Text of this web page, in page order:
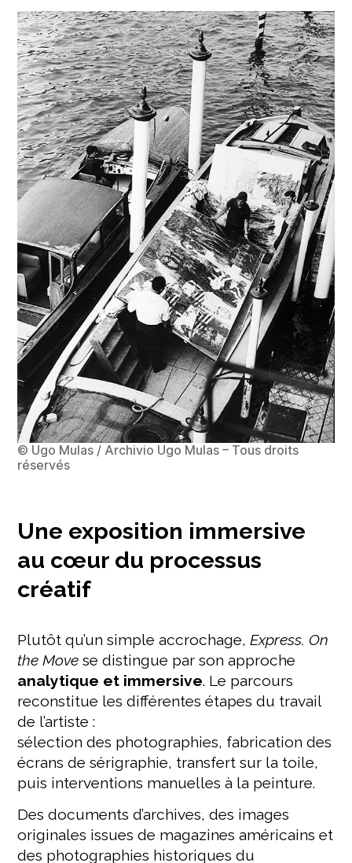
© Ugo Mulas / Archivio Ugo Mulas – Tous droits
réservés
Une exposition immersive
au cœur du processus
créatif
Plutôt qu’un simple accrochage,Express. On
the Move se distingue par son approche
analytique et immersive. Le parcours
reconstitue les différentes étapes du travail
de l’artiste :
sélection des photographies, fabrication des
écrans de sérigraphie, transfert sur la toile,
puis interventions manuelles à la peinture.
Des documents d’archives, des images
originales issues de magazines américains et
des photographies historiques du